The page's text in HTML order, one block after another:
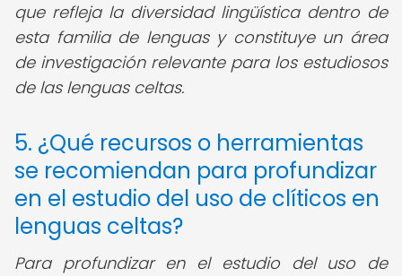
que refleja la diversidad lingüística dentro de
esta familia de lenguas y constituye un área
de investigación relevante para los estudiosos
de las lenguas celtas.
5. ¿Qué recursos o herramientas
se recomiendan para profundizar
en el estudio del uso de clíticos en
lenguas celtas?
Para profundizar en el estudio del uso de